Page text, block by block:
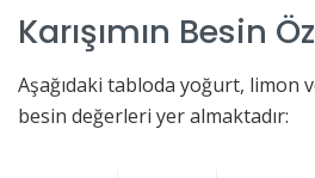
Karışımın Besin
Aşağıdaki tabloda yoğurt, limon
besin değerleri yer almaktadır: